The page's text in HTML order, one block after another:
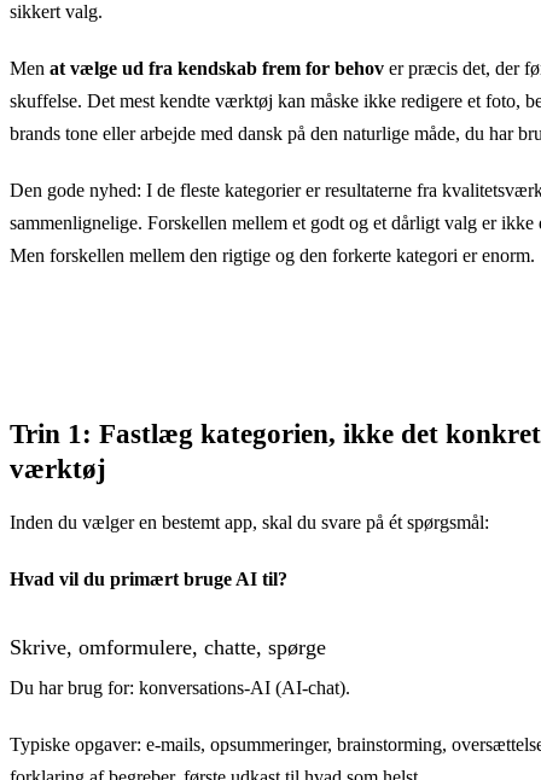
sikkert valg.
Men at vælge ud fra kendskab frem for behov er præcis det, der
skuffelse. Det mest kendte værktøj kan måske ikke redigere et foto,
brands tone eller arbejde med dansk på den naturlige måde, du har
Den gode nyhed: I de fleste kategorier er resultaterne fra
sammenlignelige. Forskellen mellem et godt og et dårligt valg er ikke
Men forskellen mellem den rigtige og den forkerte kategori er enorm.
Trin 1: Fastlæg kategorien, ikke det
værktøj
Inden du vælger en bestemt app, skal du svare på ét spørgsmål:
Hvad vil du primært bruge AI til?
Skrive, omformulere, chatte, spørge
Du har brug for: konversations-AI (AI-chat).
Typiske opgaver: e-mails, opsummeringer, brainstorming,